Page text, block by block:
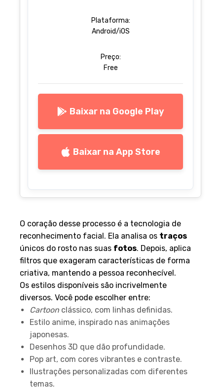
Plataforma:
Android/iOS
Preço:
Free
Baixar na Google Play
Baixar na App Store
O coração desse processo é a tecnologia de
reconhecimento facial. Ela analisa os traços
únicos do rosto nas suas fotos. Depois, aplica
filtros que exageram características de forma
criativa, mantendo a pessoa reconhecível.
Os estilos disponíveis são incrivelmente
diversos. Você pode escolher entre:
Cartoon clássico, com linhas definidas.
Estilo anime, inspirado nas animações
japonesas.
Desenhos 3D que dão profundidade.
Pop art, com cores vibrantes e contraste.
Ilustrações personalizadas com diferentes
temas.